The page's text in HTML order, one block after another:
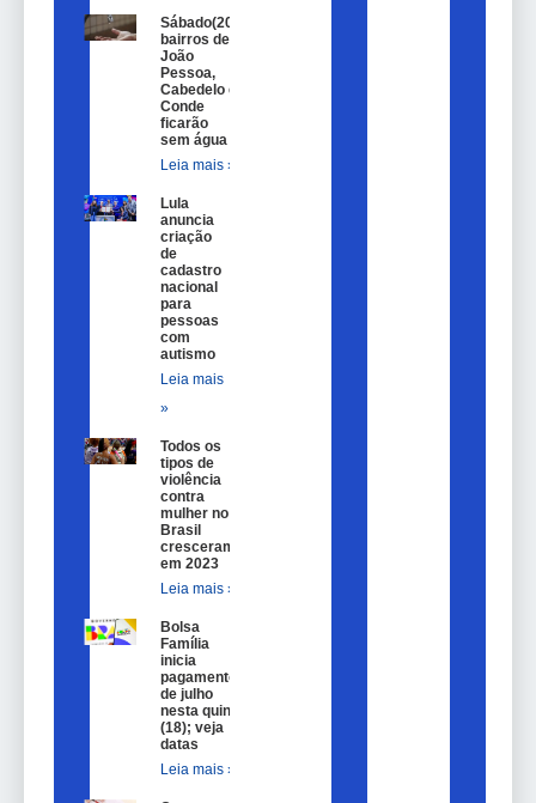
Sábado(20)
bairros de
João
Pessoa,
Cabedelo e
Conde
ficarão
sem água
Leia mais »
Lula
anuncia
criação
de
cadastro
nacional
para
pessoas
com
autismo
Leia mais
»
Todos os
tipos de
violência
contra
mulher no
Brasil
cresceram
em 2023
Leia mais »
Bolsa
Família
inicia
pagamentos
de julho
nesta quinta
(18); veja
datas
Leia mais »